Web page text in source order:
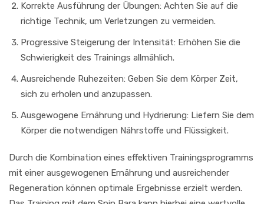
Korrekte Ausführung der Übungen: Achten Sie auf die
richtige Technik, um Verletzungen zu vermeiden.
Progressive Steigerung der Intensität: Erhöhen Sie die
Schwierigkeit des Trainings allmählich.
Ausreichende Ruhezeiten: Geben Sie dem Körper Zeit,
sich zu erholen und anzupassen.
Ausgewogene Ernährung und Hydrierung: Liefern Sie dem
Körper die notwendigen Nährstoffe und Flüssigkeit.
Durch die Kombination eines effektiven Trainingsprogramms
mit einer ausgewogenen Ernährung und ausreichender
Regeneration können optimale Ergebnisse erzielt werden.